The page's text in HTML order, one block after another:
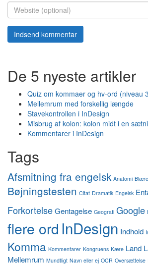
De 5 nyeste artikler
Quiz om kommaer og hv-ord (niveau
Mellemrum med forskellig længde
Stavekontrollen i InDesign
Misbrug af kolon: kolon midt i en
Kommentarer i InDesign
Tags
Afsmitning fra engelsk Anatomi
Bøjningstesten Citat Dramatik Engelsk
ForkortelseGentagelse Geografi Google
flere ord InDesign Indhold
Komma Kommentarer Kongruens Kære Land
Mellemrum Mundtligt Navn eller ej OCR Oversættelse